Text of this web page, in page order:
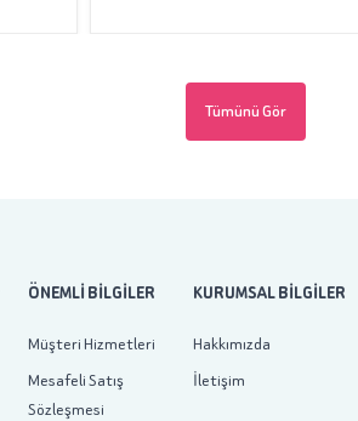
Tümünü Gör
ÖNEMLİ BİLGİLER
Müşteri Hizmetleri
Mesafeli Satış
Sözleşmesi
KURUMSAL BİLGİLER
Hakkımızda
İletişim